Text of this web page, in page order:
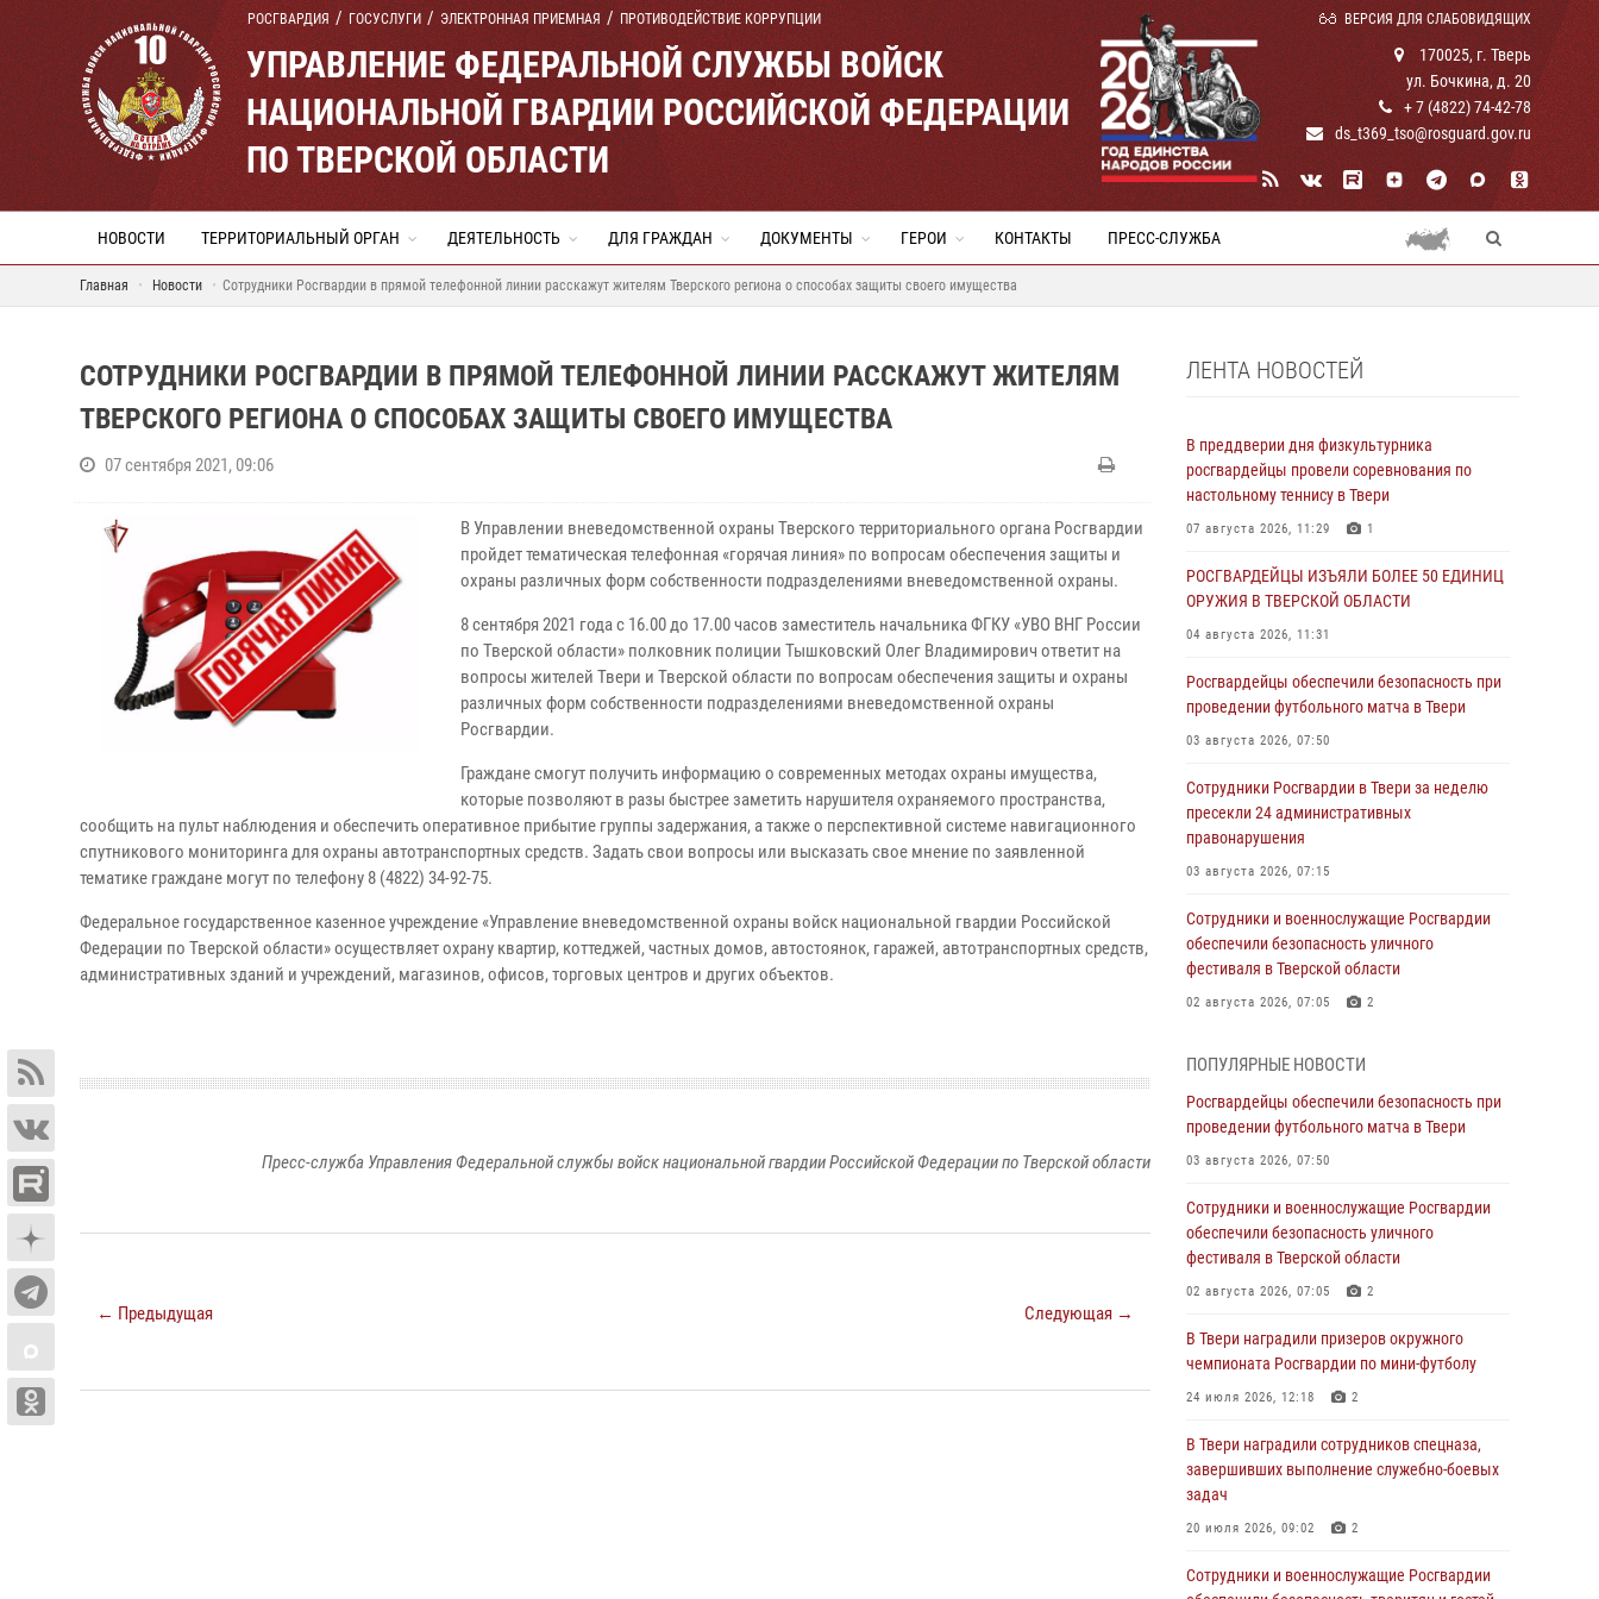
РОСГВАРДИЯ ГОСУСЛУГИ ЭЛЕКТРОННАЯ ПРИЕМНАЯ ПРОТИВОДЕЙСТВИЕ КОРРУПЦИИ ВЕРСИЯ ДЛЯ СЛАБОВИДЯЩИХ
УПРАВЛЕНИЕ ФЕДЕРАЛЬНОЙ СЛУЖБЫ ВОЙСК
НАЦИОНАЛЬНОЙ ГВАРДИИ РОССИЙСКОЙ ФЕДЕРАЦИИ
ПО ТВЕРСКОЙ ОБЛАСТИ
170025, г. Тверь
ул. Бочкина, д. 20
+ 7 (4822) 74-42-78
ds_t369_tso@rosguard.gov.ru
НОВОСТИ ТЕРРИТОРИАЛЬНЫЙ ОРГАН ДЕЯТЕЛЬНОСТЬ ДЛЯ ГРАЖДАН ДОКУМЕНТЫ ГЕРОИ КОНТАКТЫ ПРЕСС-СЛУЖБА
Главная Новости Сотрудники Росгвардии в прямой телефонной линии расскажут жителям Тверского региона о способах защиты своего имущества
СОТРУДНИКИ РОСГВАРДИИ В ПРЯМОЙ ТЕЛЕФОННОЙ ЛИНИИ РАССКАЖУТ ЖИТЕЛЯМ
ТВЕРСКОГО РЕГИОНА О СПОСОБАХ ЗАЩИТЫ СВОЕГО ИМУЩЕСТВА
07 сентября 2021, 09:06
В Управлении вневедомственной охраны Тверского территориального органа Росгвардии
пройдет тематическая телефонная «горячая линия» по вопросам обеспечения защиты и
охраны различных форм собственности подразделениями вневедомственной охраны.
8 сентября 2021 года с 16.00 до 17.00 часов заместитель начальника ФГКУ «УВО ВНГ России
по Тверской области» полковник полиции Тышковский Олег Владимирович ответит на
вопросы жителей Твери и Тверской области по вопросам обеспечения защиты и охраны
различных форм собственности подразделениями вневедомственной охраны
Росгвардии.
Граждане смогут получить информацию о современных методах охраны имущества,
которые позволяют в разы быстрее заметить нарушителя охраняемого пространства,
сообщить на пульт наблюдения и обеспечить оперативное прибытие группы задержания, а также о перспективной системе навигационного
спутникового мониторинга для охраны автотранспортных средств. Задать свои вопросы или высказать свое мнение по заявленной
тематике граждане могут по телефону 8 (4822) 34-92-75.
Федеральное государственное казенное учреждение «Управление вневедомственной охраны войск национальной гвардии Российской
Федерации по Тверской области» осуществляет охрану квартир, коттеджей, частных домов, автостоянок, гаражей, автотранспортных средств,
административных зданий и учреждений, магазинов, офисов, торговых центров и других объектов.
Пресс-служба Управления Федеральной службы войск национальной гвардии Российской Федерации по Тверской области
← Предыдущая Следующая →
ЛЕНТА НОВОСТЕЙ
В преддверии дня физкультурника
росгвардейцы провели соревнования по
настольному теннису в Твери
07 августа 2026, 11:29 1
РОСГВАРДЕЙЦЫ ИЗЪЯЛИ БОЛЕЕ 50 ЕДИНИЦ
ОРУЖИЯ В ТВЕРСКОЙ ОБЛАСТИ
04 августа 2026, 11:31
Росгвардейцы обеспечили безопасность при
проведении футбольного матча в Твери
03 августа 2026, 07:50
Сотрудники Росгвардии в Твери за неделю
пресекли 24 административных
правонарушения
03 августа 2026, 07:15
Сотрудники и военнослужащие Росгвардии
обеспечили безопасность уличного
фестиваля в Тверской области
02 августа 2026, 07:05 2
Росгвардии Героя России генерала армии
Виктора Золотова с заместителем
полномочного представителя Президента
31 июля 2026, 05:42 4
Росгвардейцы в Твери приняли участие в
молебне, посвященном Дню Крещения Руси
Сотрудники вневедомственной охраны
совершили 250 выездов и пресекли 20
области
27 июля 2026, 08:29
В Твери наградили призеров окружного
24 июля 2026, 12:18 2
ПОПУЛЯРНЫЕ НОВОСТИ
Росгвардейцы обеспечили безопасность при
проведении футбольного матча в Твери
03 августа 2026, 07:50
Сотрудники и военнослужащие Росгвардии
обеспечили безопасность уличного
фестиваля в Тверской области
02 августа 2026, 07:05 2
В Твери наградили призеров окружного
чемпионата Росгвардии по мини-футболу
24 июля 2026, 12:18 2
В Твери наградили сотрудников спецназа,
завершивших выполнение служебно-боевых
задач
20 июля 2026, 09:02 2
Сотрудники и военнослужащие Росгвардии